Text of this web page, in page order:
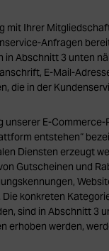
mit Ihrer
Anfragen
in Abschnitt 3 unten
E-Mail-
die in der
unserer E-
entstehen“
Diensten erzeugt
Gutscheinen und
konkreten
sind in Abschnitt 3
erhoben werden,